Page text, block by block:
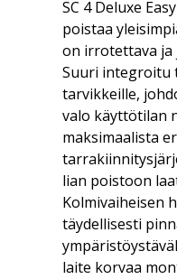
SC 4 Deluxe
poistaa
on irrotettava ja
Suuri integroitu
tarvikkeille,
valo käyttötilan
maksimaalista
lian poistoon
Kolmivaiheisen
täydellisesti
laite korvaa